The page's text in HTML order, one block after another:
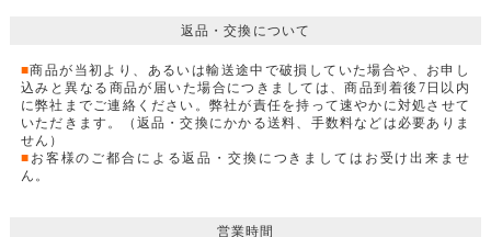
返品・交換について
■商品が当初より、あるいは輸送途中で破損していた場合や、お申し
込みと異なる商品が届いた場合につきましては、商品到着後7日以内
に弊社までご連絡ください。弊社が責任を持って速やかに対処させて
いただきます。（返品・交換にかかる送料、手数料などは必要ありま
せん）
■ お客様のご都合による返品・交換につきましてはお受け出来ませ
ん。
営業時間